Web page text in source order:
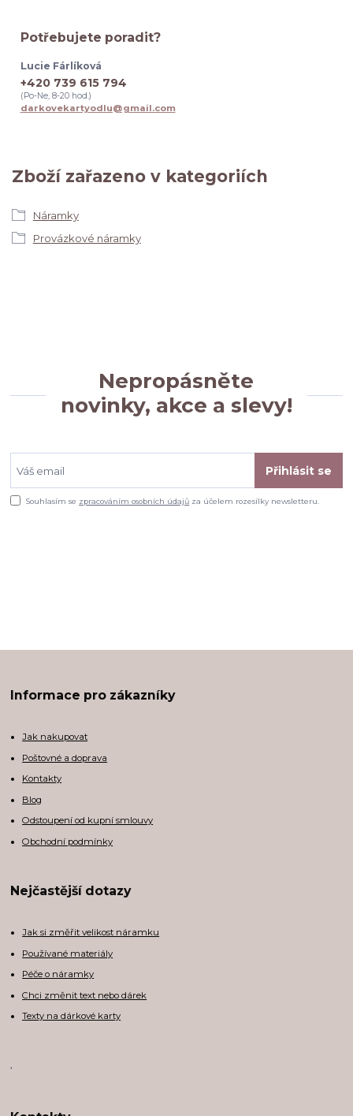
Zboží zařazeno v kategoriích
Náramky
Provázkové náramky
Potřebujete poradit?
Lucie Fárlíková
+420 739 615 794
(Po-Ne, 8-20 hod.)
darkovekartyodlu@gmail.com
Nepropásněte
novinky, akce a slevy!
Přihlásit se
Souhlasím se zpracováním osobních údajů za účelem rozesílky newsletteru.
Informace pro zákazníky
Jak nakupovat
Poštovné a doprava
Kontakty
Blog
Odstoupení od kupní smlouvy
Obchodní podmínky
Nejčastější dotazy
Jak si změřit velikost náramku
Používané materiály
Péče o náramky
Chci změnit text nebo dárek
Texty na dárkové karty